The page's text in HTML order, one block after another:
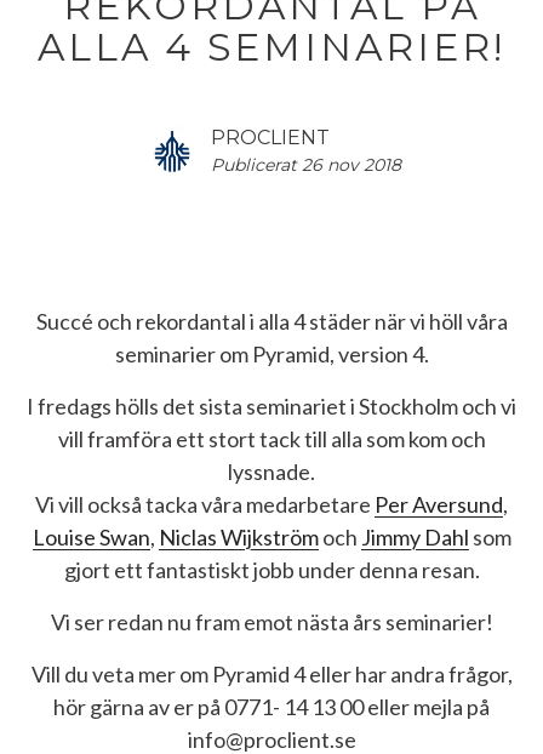
ALLA 4 SEMINARIER!
PROCLIENT
Publicerat 26 nov 2018
Succé och rekordantal i alla 4 städer när vi höll våra
seminarier om Pyramid, version 4.
I fredags hölls det sista seminariet i Stockholm och vi
vill framföra ett stort tack till alla som kom och
lyssnade.
Vi vill också tacka våra medarbetare Per Aversund,
Louise Swan, Niclas Wijkströmoch Jimmy Dahl som
gjort ett fantastiskt jobb under denna resan.
Vi ser redan nu fram emot nästa års seminarier!
Vill du veta mer om Pyramid 4 eller har andra frågor,
hör gärna av er på 0771- 14 13 00 eller mejla på
info@proclient.se